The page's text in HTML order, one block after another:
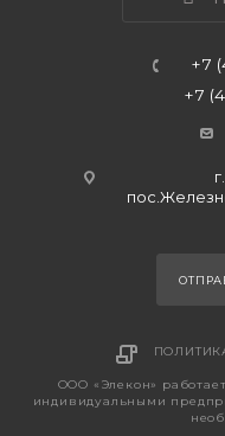
+7
+7
ООО «Элекон»
индивидуальными